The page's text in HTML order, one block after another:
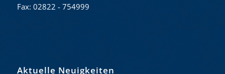
Fax: 02822 - 754999
Aktuelle Neuigkeiten